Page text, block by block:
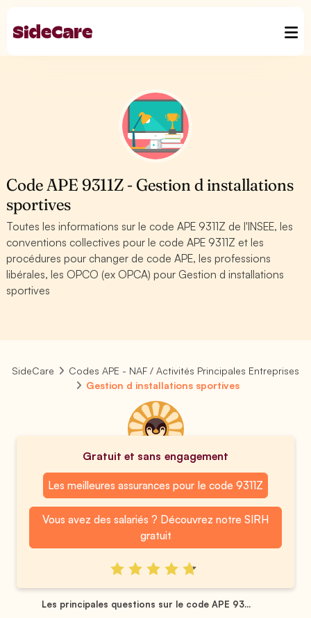
Code APE 9311Z - Gestion d installations
sportives
Toutes les informations sur le code APE 9311Z de l'INSEE, les
conventions collectives pour le code APE 9311Z et les
procédures pour changer de code APE, les professions
libérales, les OPCO (ex OPCA) pour Gestion d installations
sportives
SideCare
Codes APE - NAF / Activités Principales Entreprises
Gestion d installations sportives
Gratuit et sans engagement
Les meilleures assurances pour le code 9311Z
Vous avez des salariés ? Découvrez notre SIRH
gratuit
Les principales questions sur le code APE 93...